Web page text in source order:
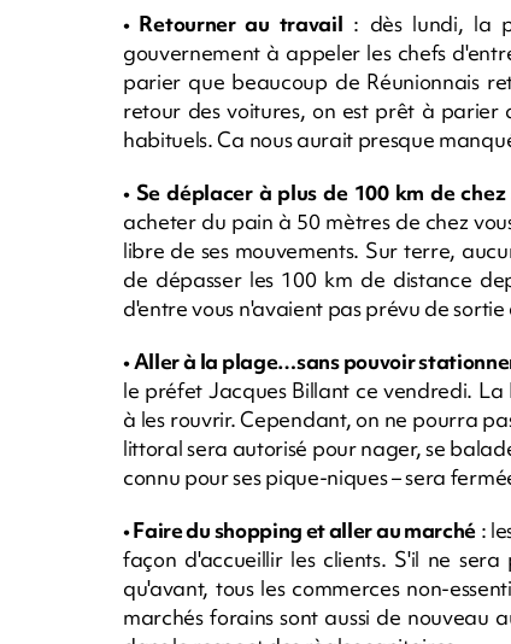
• Retourner au travail : dès lundi, la
gouvernement à appeler les chefs
parier que beaucoup de Réunionnais
retour des voitures, on est prêt à parier
habituels. Ca nous aurait presque
• Se déplacer à plus de 100 km de
acheter du pain à 50 mètres de chez
libre de ses mouvements. Sur terre,
de dépasser les 100 km de distance
d'entre vous n'avaient pas prévu de
• Aller à la plage…sans pouvoir
le préfet Jacques Billant ce vendredi.
à les rouvrir. Cependant, on ne pourra
littoral sera autorisé pour nager, se
connu pour ses pique-niques – sera
• Faire du shopping et aller au marché:
façon d'accueillir les clients. S'il ne
qu'avant, tous les commerces non-
marchés forains sont aussi de nouveau